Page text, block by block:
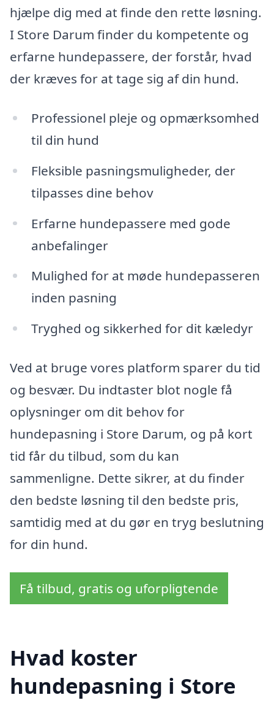
hjælpe dig med at finde den rette løsning.
I Store Darum finder du kompetente og
erfarne hundepassere, der forstår, hvad
der kræves for at tage sig af din hund.
Professionel pleje og opmærksomhed
til din hund
Fleksible pasningsmuligheder, der
tilpasses dine behov
Erfarne hundepassere med gode
anbefalinger
Mulighed for at møde hundepasseren
inden pasning
Tryghed og sikkerhed for dit kæledyr
Ved at bruge vores platform sparer du tid
og besvær. Du indtaster blot nogle få
oplysninger om dit behov for
hundepasning i Store Darum, og på kort
tid får du tilbud, som du kan
sammenligne. Dette sikrer, at du finder
den bedste løsning til den bedste pris,
samtidig med at du gør en tryg beslutning
for din hund.
Få tilbud, gratis og uforpligtende
Hvad koster
hundepasning i Store